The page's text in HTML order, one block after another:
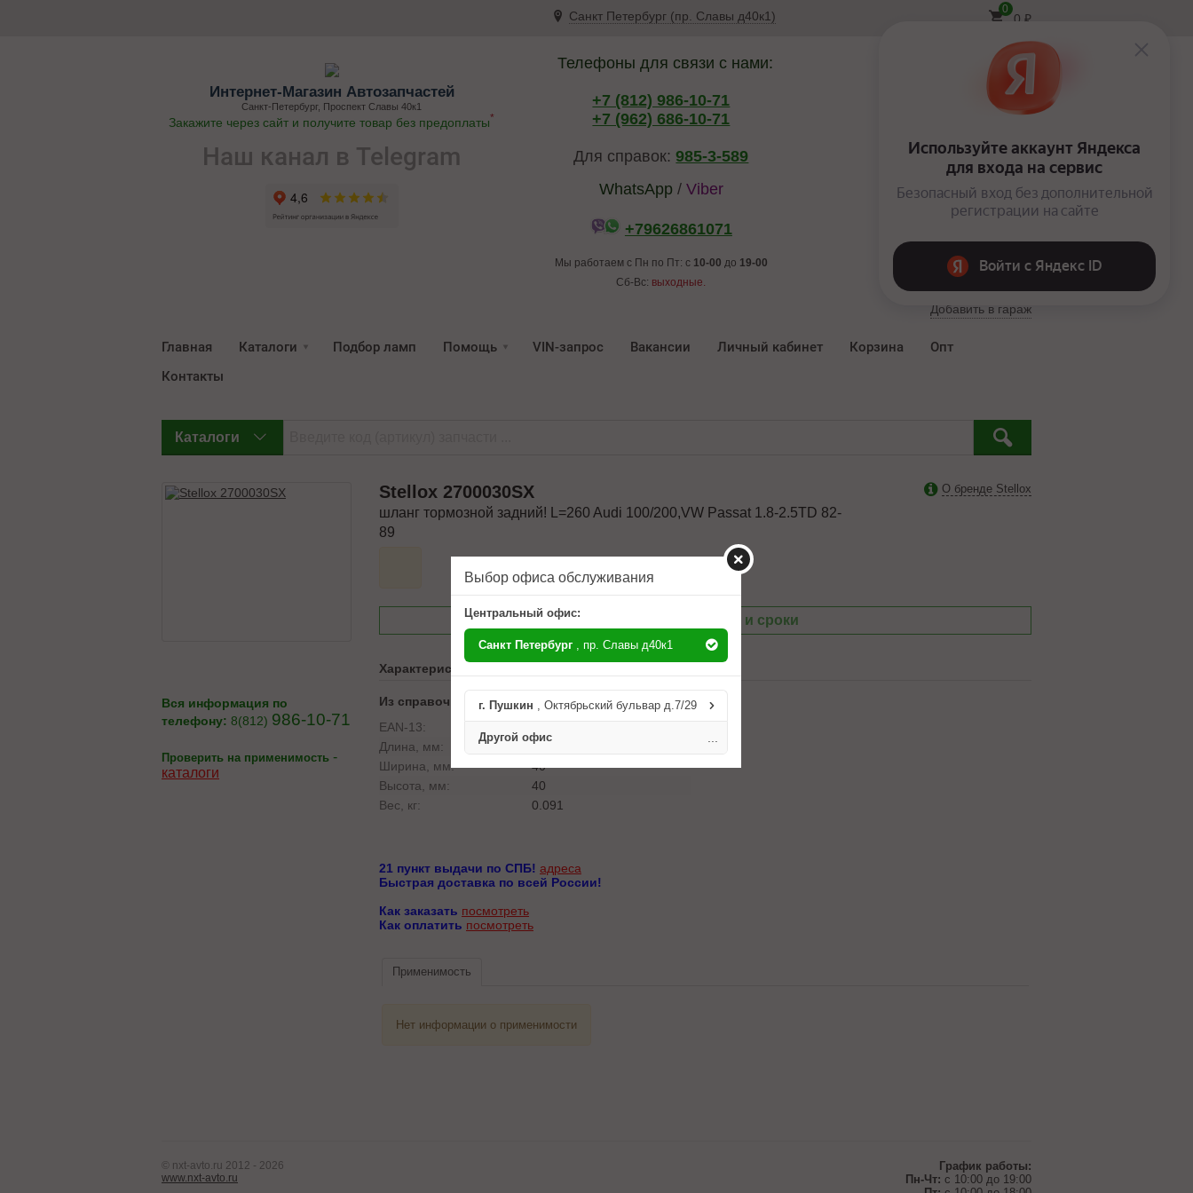
Санкт Петербург (пр. Славы д40к1) 0
0 ₽
Интернет-Магазин Автозапчастей
Санкт-Петербург, Проспект Славы 40к1
Закажите через сайт и получите товар без предоплаты*
Наш канал в Telegram
Вход
Телефоны для связи с нами:
+7 (812) 986-10-71
+7 (962) 686-10-71
Для справок:985-3-589
WhatsApp / Viber
+79626861071
Мы работаем с Пн по Пт: с 10-00 до 19-00
Сб-Вс: выходные.
Добавить в гараж
Главная Каталоги Подбор ламп Помощь VIN-запрос Вакансии Личный кабинет Корзина
Опт
Контакты
Каталоги
Вся информация по
телефону: 8(812) 986-10-71
Проверить на применимость -
каталоги
О бренде Stellox
Stellox 2700030SX
шланг тормозной задний! L=260 Audi 100/200,VW Passat 1.8-2.5TD 82-
89
Посмотреть цены и сроки
Характеристики
Из справочника ABCP
EAN-13:
Длина, мм:
210
Ширина, мм:
40
Высота, мм:
40
Вес, кг:
0.091
21 пункт выдачи по СПБ! адреса
Быстрая доставка по всей России!
Как заказать посмотреть
Как оплатить посмотреть
Применимость
Нет информации о применимости
© nxt-avto.ru 2012 - 2026
www.nxt-avto.ru
График работы:
Пн-Чт: с 10:00 до 19:00
Выбор офиса обслуживания
Центральный офис:
Санкт Петербург , пр. Славы д40к1
г. Пушкин , Октябрьский бульвар д.7/29
Другой офис